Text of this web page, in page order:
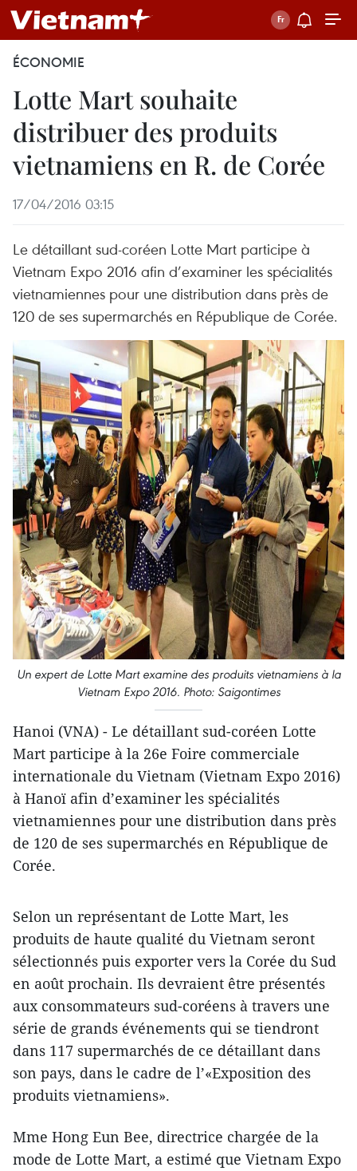
ÉCONOMIE
Lotte Mart souhaite
distribuer des produits
vietnamiens en R. de Corée
17/04/2016 03:15
Le détaillant sud-coréen Lotte Mart participe à
Vietnam Expo 2016 afin d’examiner les spécialités
vietnamiennes pour une distribution dans près de
120 de ses supermarchés en République de Corée.
Un expert de Lotte Mart examine des produits vietnamiens à la
Vietnam Expo 2016. Photo: Saigontimes
Hanoi (VNA) - Le détaillant sud-coréen Lotte
Mart participe à la 26e Foire commerciale
internationale du Vietnam (Vietnam Expo 2016)
à Hanoï afin d’examiner les spécialités
vietnamiennes pour une distribution dans près
de 120 de ses supermarchés en République de
Corée.
Selon un représentant de Lotte Mart, les
produits de haute qualité du Vietnam seront
sélectionnés puis exporter vers la Corée du Sud
en août prochain. Ils devraient être présentés
aux consommateurs sud-coréens à travers une
série de grands événements qui se tiendront
dans 117 supermarchés de ce détaillant dans
son pays, dans le cadre de l’«Exposition des
produits vietnamiens».
Mme Hong Eun Bee, directrice chargée de la
mode de Lotte Mart, a estimé que Vietnam Expo